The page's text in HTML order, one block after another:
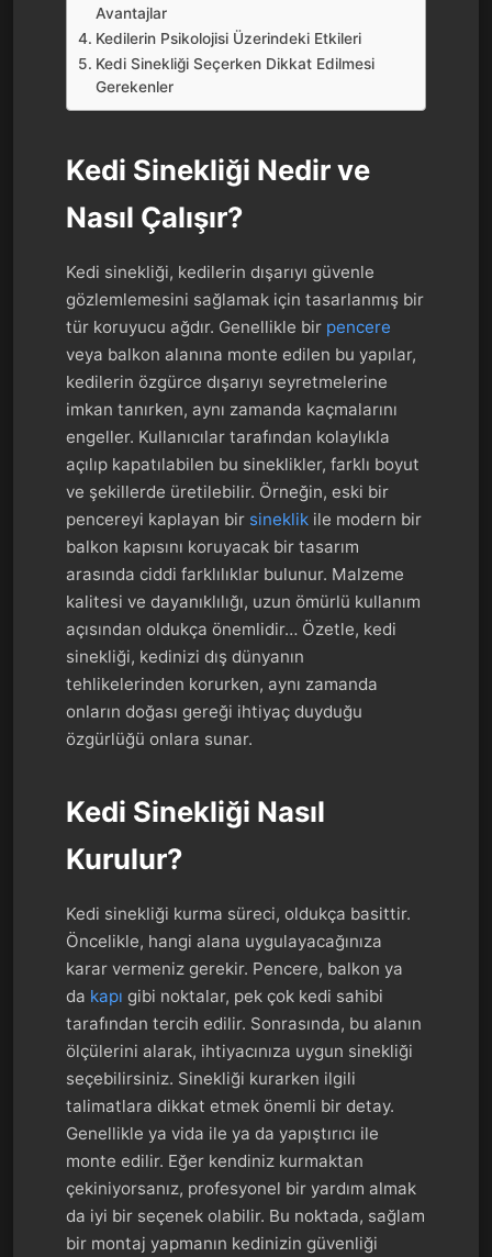
Avantajlar
Kedilerin Psikolojisi Üzerindeki Etkileri
Kedi Sinekliği Seçerken Dikkat Edilmesi
Gerekenler
Kedi Sinekliği Nedir ve
Nasıl Çalışır?
Kedi sinekliği, kedilerin dışarıyı güvenle
gözlemlemesini sağlamak için tasarlanmış bir
tür koruyucu ağdır. Genellikle bir pencere
veya balkon alanına monte edilen bu yapılar,
kedilerin özgürce dışarıyı seyretmelerine
imkan tanırken, aynı zamanda kaçmalarını
engeller. Kullanıcılar tarafından kolaylıkla
açılıp kapatılabilen bu sineklikler, farklı boyut
ve şekillerde üretilebilir. Örneğin, eski bir
pencereyi kaplayan bir sineklik ile modern bir
balkon kapısını koruyacak bir tasarım
arasında ciddi farklılıklar bulunur. Malzeme
kalitesi ve dayanıklılığı, uzun ömürlü kullanım
açısından oldukça önemlidir… Özetle, kedi
sinekliği, kedinizi dış dünyanın
tehlikelerinden korurken, aynı zamanda
onların doğası gereği ihtiyaç duyduğu
özgürlüğü onlara sunar.
Kedi Sinekliği Nasıl
Kurulur?
Kedi sinekliği kurma süreci, oldukça basittir.
Öncelikle, hangi alana uygulayacağınıza
karar vermeniz gerekir. Pencere, balkon ya
da kapı gibi noktalar, pek çok kedi sahibi
tarafından tercih edilir. Sonrasında, bu alanın
ölçülerini alarak, ihtiyacınıza uygun sinekliği
seçebilirsiniz. Sinekliği kurarken ilgili
talimatlara dikkat etmek önemli bir detay.
Genellikle ya vida ile ya da yapıştırıcı ile
monte edilir. Eğer kendiniz kurmaktan
çekiniyorsanız, profesyonel bir yardım almak
da iyi bir seçenek olabilir. Bu noktada, sağlam
bir montaj yapmanın kedinizin güvenliği